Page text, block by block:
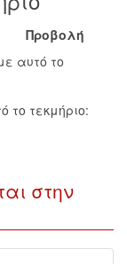
Προβολή
αυτό το
το τεκμήριο:
στην